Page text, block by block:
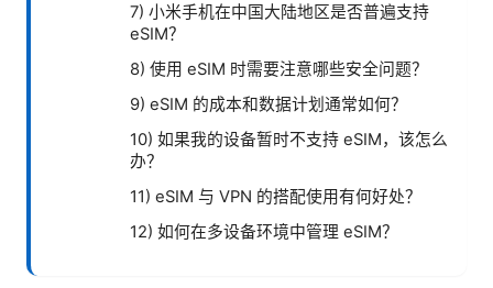
7) 小米手机在中国大陆地区是否普遍支持
eSIM？
8) 使用 eSIM 时需要注意哪些安全问题？
9) eSIM 的成本和数据计划通常如何？
10) 如果我的设备暂时不支持 eSIM，该怎么
办？
11) eSIM 与 VPN 的搭配使用有何好处？
12) 如何在多设备环境中管理 eSIM？